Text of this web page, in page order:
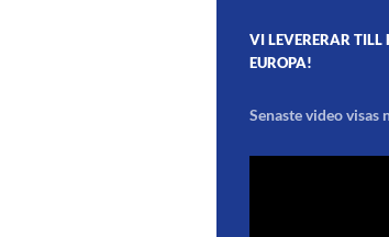
VI LEVERERAR TILL
EUROPA!
Senaste video visas